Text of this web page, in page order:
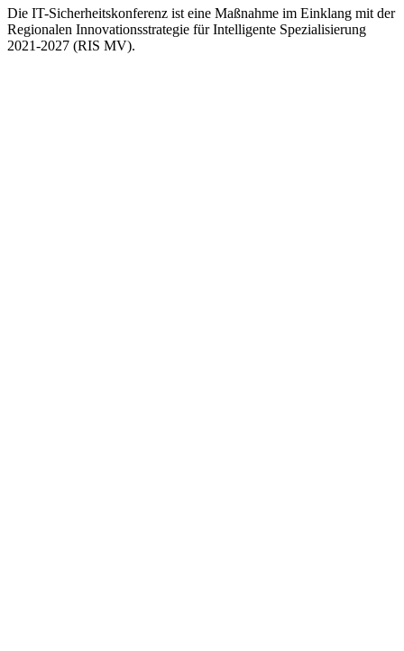
Die IT-Sicherheitskonferenz ist eine Maßnahme im Einklang mit der
Regionalen Innovationsstrategie für Intelligente Spezialisierung
2021-2027 (RIS MV).